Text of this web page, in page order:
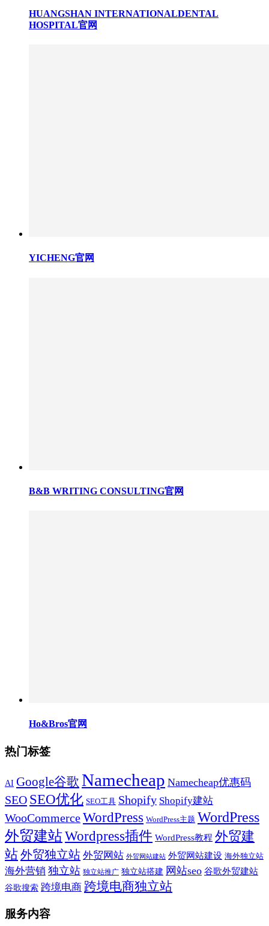
HUANGSHAN INTERNATIONALDENTAL
HOSPITAL官网
YICHENG官网
B&B WRITING CONSULTING官网
Ho&Bros官网
热门标签
AI Google谷歌 Namecheap Namecheap优惠码
SEO SEO优化 SEO工具 Shopify Shopify建站
WooCommerceWordPress WordPress主题 WordPress
外贸建站Wordpress插件 WordPress教程 外贸建
站外贸独立站 外贸网站 外贸网站建站 外贸网站建设 海外独立站
海外营销 独立站 独立站推广 独立站搭建 网站seo 谷歌外贸建站
谷歌搜索 跨境电商 跨境电商独立站
服务内容